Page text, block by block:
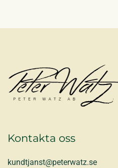
Kontakta oss
kundtjanst@peterwatz.se